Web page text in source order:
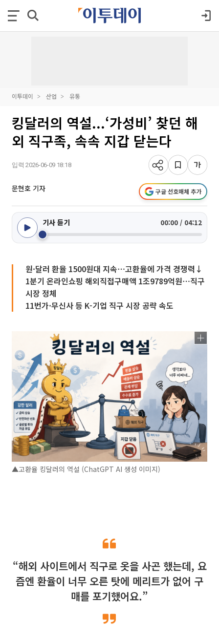
이투데이 산업 유통
킹달러의 역설...‘가성비’ 찾던 해
외 직구족, 속속 지갑 닫는다
입력 2026-06-09 18:18
문현호 기자 구글 선호매체 추가
기사 듣기 00:00 / 04:12
원·달러 환율 1500원대 지속⋯고환율에 가격 경쟁력↓
1분기 온라인쇼핑 해외직접구매액 1조9789억원⋯직구
시장 정체
11번가·무신사 등 K-기업 직구 시장 공략 속도
▲고환율 킹달러의 역설 (ChatGPT AI 생성 이미지)
“해외 사이트에서 직구로 옷을 사곤 했는데, 요
즘엔 환율이 너무 오른 탓에 메리트가 없어 구
매를 포기했어요.”